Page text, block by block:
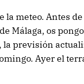
la meteo. Antes
Málaga, os
previsión
Ayer el